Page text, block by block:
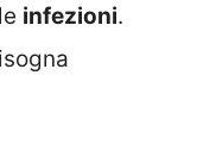
infezioni.